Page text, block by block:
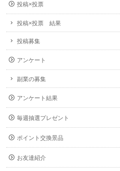
投稿×投票
投稿×投票 結果
投稿募集
アンケート
副業の募集
アンケート結果
毎週抽選プレゼント
ポイント交換景品
お友達紹介